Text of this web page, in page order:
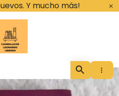
Y mucho más!
Cambalache